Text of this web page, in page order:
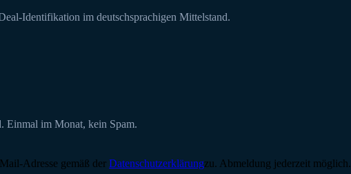
Identifikation im deutschsprachigen Mittelstand.
im Monat, kein Spam.
Adresse gemäß der Datenschutzerklärungzu. Abmeldung jederzeit möglich.